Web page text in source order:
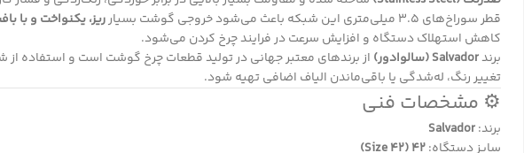
قطر سوراخ‌های ۳.۵ میلی‌متری این شبکه باعث می‌شود خروجی گوشت بسیار
ریز، یکنواخت و با
کاهش استهلاک دستگاه و افزایش سرعت در فرایند چرخ کردن می‌شود.
برندSalvador (سالوادور)
از برندهای معتبر جهانی در تولید قطعات چرخ گوشت است و استفاده
تغییر رنگ، له‌شدگی یا باقی‌ماندن الیاف اضافی تهیه شود.
⚙️ مشخصات فنی
برند:Salvador
سایز دستگاه:۴۲ (Size 42)